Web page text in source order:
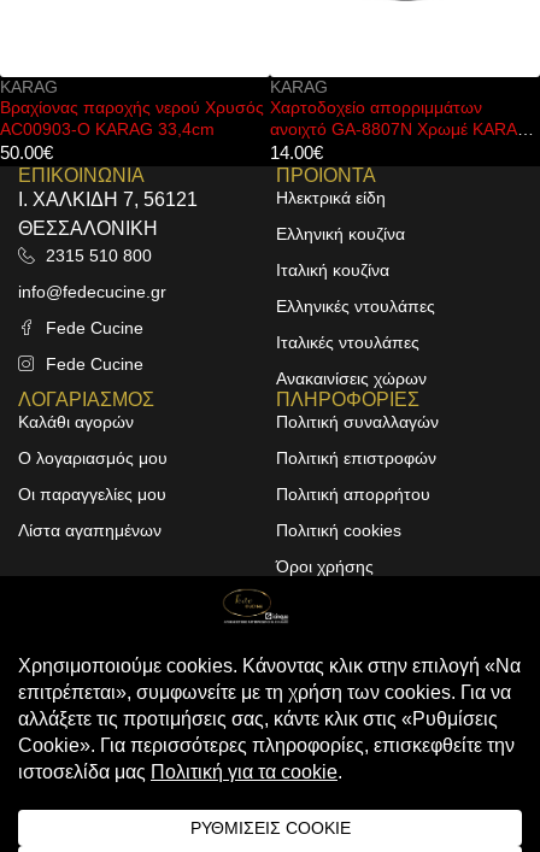
νερού Χρυσός
33,4cm
Χαρτοδοχείο απορριμμάτων
ανοιχτό GA-8807N Χρωμέ KARAG
Κάλυμμα
Soft-Close
ΕΠΙΚΟΙΝΩΝΙΑ
Ι. ΧΑΛΚΙΔΗ 7, 56121
ΘΕΣΣΑΛΟΝΙΚΗ
2315 510 800
info@fedecucine.gr
Fede Cucine
Fede Cucine
ΠΡΟΙΟΝΤΑ
Ηλεκτρικά είδη
Ελληνική κουζίνα
Ιταλική κουζίνα
Ελληνικές ντουλάπες
Ιταλικές ντουλάπες
Ανακαινίσεις χώρων
ΛΟΓΑΡΙΑΣΜΟΣ
Καλάθι αγορών
Ο λογαριασμός μου
Οι παραγγελίες μου
Λίστα αγαπημένων
ΠΛΗΡΟΦΟΡΙΕΣ
Πολιτική συναλλαγών
Πολιτική επιστροφών
Πολιτική απορρήτου
Πολιτική cookies
Όροι χρήσης
© 2025 FEDE CUCINE
. All Rights
Reserved
Design & Development by
ALPHA DESIGNERS
Compare (0)